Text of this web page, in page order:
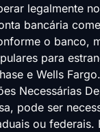
legalmente
bancária
o banco,
para
e Wells
Necessárias
pode ser
ou federais.